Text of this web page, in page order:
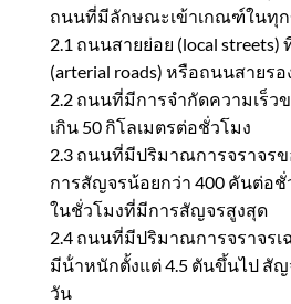
ถนนที่มีลักษณะเข้าเกณฑ์ในทุก
2.1 ถนนสายย่อย (local
(arterial roads) หรือถนนสายรอ
2.2 ถนนที่มีการจํากัดความเร็ว
เกิน 50 กิโลเมตรต่อชั่วโมง
2.3 ถนนที่มีปริมาณการจราจร
การสัญจรน้อยกว่า 400 คันต่อชั่
ในชั่วโมงที่มีการสัญจรสูงสุด
2.4 ถนนที่มีปริมาณการจราจรเ
มีน้ําหนักตั้งแต่ 4.5 ตันขึ้นไป สั
วัน